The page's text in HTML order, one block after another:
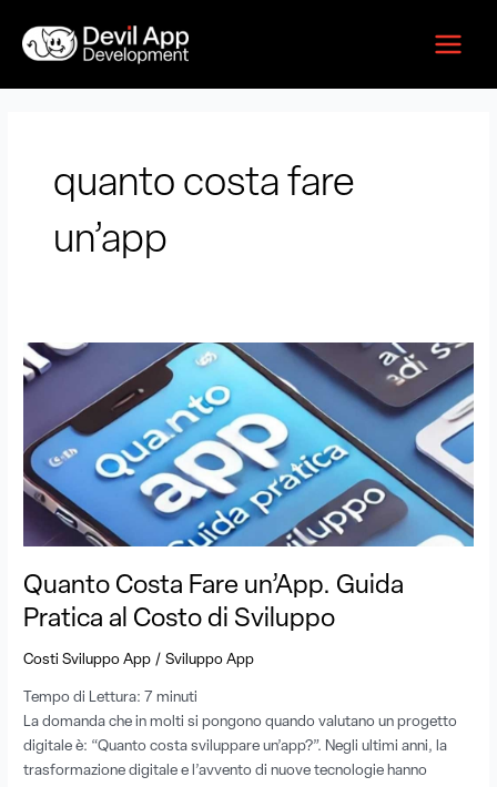
contenuto
quanto costa fare
un’app
Quanto Costa Fare un’App. Guida
Pratica al Costo di Sviluppo
Costi Sviluppo App /Sviluppo App
Tempo di Lettura: 7 minuti
La domanda che in molti si pongono quando valutano un progetto
digitale è: “Quanto costa sviluppare un’app?”. Negli ultimi anni, la
trasformazione digitale e l’avvento di nuove tecnologie hanno
Quanto
Costa
un’App.
Guida
Pratica
al
Costo
di
Sviluppo